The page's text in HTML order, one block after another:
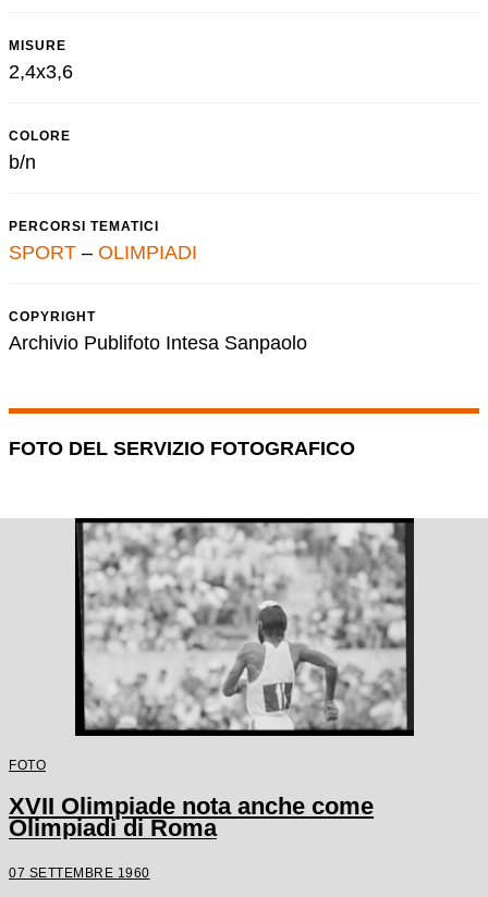
MISURE
2,4x3,6
COLORE
b/n
PERCORSI TEMATICI
SPORT – OLIMPIADI
COPYRIGHT
Archivio Publifoto Intesa Sanpaolo
FOTO DEL SERVIZIO FOTOGRAFICO
FOTO
XVII Olimpiade nota anche come
Olimpiadi di Roma
07 SETTEMBRE 1960